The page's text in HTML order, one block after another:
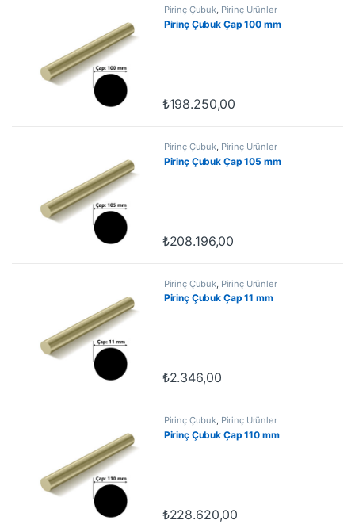
Pirinç Çubuk, Pirinç Ürünler
Pirinç Çubuk Çap 100 mm
₺198.250,00
Pirinç Çubuk, Pirinç Ürünler
Pirinç Çubuk Çap 105 mm
₺208.196,00
Pirinç Çubuk, Pirinç Ürünler
Pirinç Çubuk Çap 11 mm
₺2.346,00
Pirinç Çubuk, Pirinç Ürünler
Pirinç Çubuk Çap 110 mm
₺228.620,00